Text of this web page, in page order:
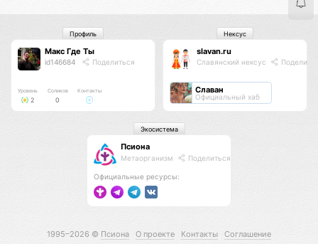
Макс Где Ты
id146684 Поделиться
Уровень
2
Соликов
0
Контакты
Профиль
slavan.ru
Славянский нексус
Славан
Официальный хаб
Нексус
Псиона
Метаорганизм Поделиться
Официальные ресурсы:
Экосистема
1995–2026 © Псиона О проекте Контакты Соглашение